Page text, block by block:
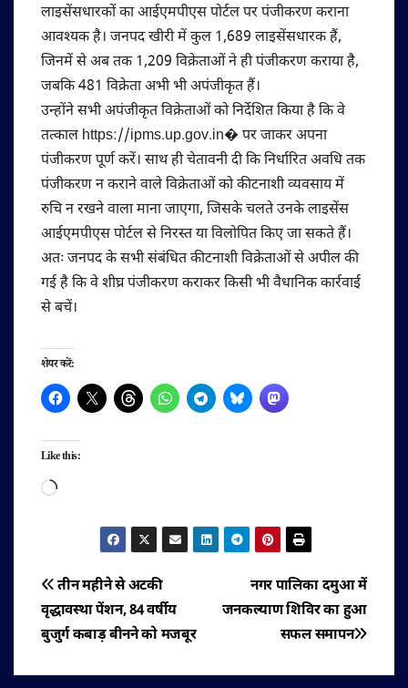
लाइसेंसधारकों का आईएमपीएस पोर्टल पर पंजीकरण कराना
आवश्यक है। जनपद खीरी में कुल 1,689 लाइसेंसधारक हैं,
जिनमें से अब तक 1,209 विक्रेताओं ने ही पंजीकरण कराया है,
जबकि 481 विक्रेता अभी भी अपंजीकृत हैं।
उन्होंने सभी अपंजीकृत विक्रेताओं को निर्देशित किया है कि वे
तत्काल https://ipms.up.gov.in⁠� पर जाकर अपना
पंजीकरण पूर्ण करें। साथ ही चेतावनी दी कि निर्धारित अवधि तक
पंजीकरण न कराने वाले विक्रेताओं को कीटनाशी व्यवसाय में
रुचि न रखने वाला माना जाएगा, जिसके चलते उनके लाइसेंस
आईएमपीएस पोर्टल से निरस्त या विलोपित किए जा सकते हैं।
अतः जनपद के सभी संबंधित कीटनाशी विक्रेताओं से अपील की
गई है कि वे शीघ्र पंजीकरण कराकर किसी भी वैधानिक कार्रवाई
से बचें।
शेयर करें:
Like this:
Loading…
पोस्ट
नेविगेशन
नगर पालिका दमुआ में
जनकल्याण शिविर का हुआ
सफल समापन
तीन महीने से अटकी
वृद्धावस्था पेंशन, 84 वर्षीय
बुजुर्ग कबाड़ बीनने को मजबूर